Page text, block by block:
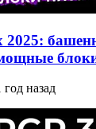
2025:
год назад